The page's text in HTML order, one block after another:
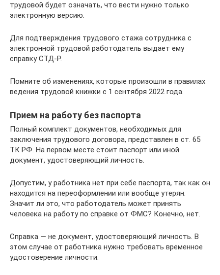
трудовой будет означать, что вести нужно только
электронную версию.
Для подтверждения трудового стажа сотрудника с
электронной трудовой работодатель выдает ему
справку СТД-Р.
Помните об изменениях, которые произошли в правилах
ведения трудовой книжки с 1 сентября 2022 года.
Прием на работу без паспорта
Полный комплект документов, необходимых для
заключения трудового договора, представлен в ст. 65
ТК РФ. На первом месте стоит паспорт или иной
документ, удостоверяющий личность.
Допустим, у работника нет при себе паспорта, так как он
находится на переоформлении или вообще утерян.
Значит ли это, что работодатель может принять
человека на работу по справке от ФМС? Конечно, нет.
Справка — не документ, удостоверяющий личность. В
этом случае от работника нужно требовать временное
удостоверение личности.